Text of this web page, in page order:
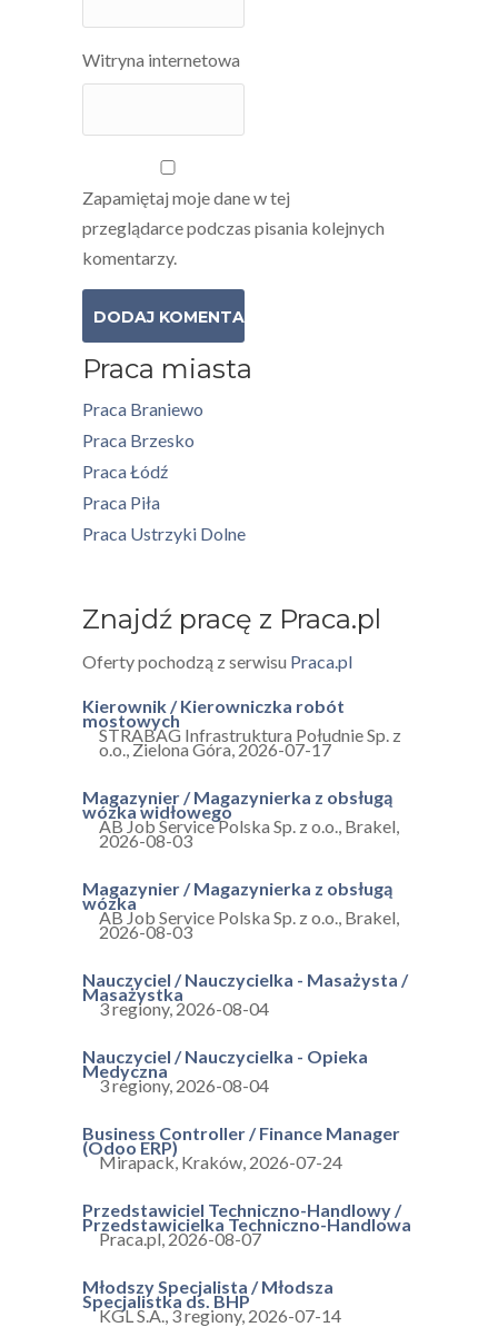
Witryna internetowa
Zapamiętaj moje dane w tej
przeglądarce podczas pisania kolejnych
komentarzy.
Praca miasta
Praca Braniewo
Praca Brzesko
Praca Łódź
Praca Piła
Praca Ustrzyki Dolne
Znajdź pracę z Praca.pl
Oferty pochodzą z serwisu Praca.pl
Kierownik / Kierowniczka robót
mostowych
STRABAG Infrastruktura Południe Sp. z
o.o., Zielona Góra, 2026-07-17
Magazynier / Magazynierka z obsługą
wózka widłowego
AB Job Service Polska Sp. z o.o., Brakel,
2026-08-03
Magazynier / Magazynierka z obsługą
wózka
AB Job Service Polska Sp. z o.o., Brakel,
2026-08-03
Nauczyciel / Nauczycielka - Masażysta /
Masażystka
3 regiony, 2026-08-04
Nauczyciel / Nauczycielka - Opieka
Medyczna
3 regiony, 2026-08-04
Business Controller / Finance Manager
(Odoo ERP)
Mirapack, Kraków, 2026-07-24
Przedstawiciel Techniczno-Handlowy /
Przedstawicielka Techniczno-Handlowa
Praca.pl, 2026-08-07
Młodszy Specjalista / Młodsza
Specjalistka ds. BHP
KGL S.A., 3 regiony, 2026-07-14